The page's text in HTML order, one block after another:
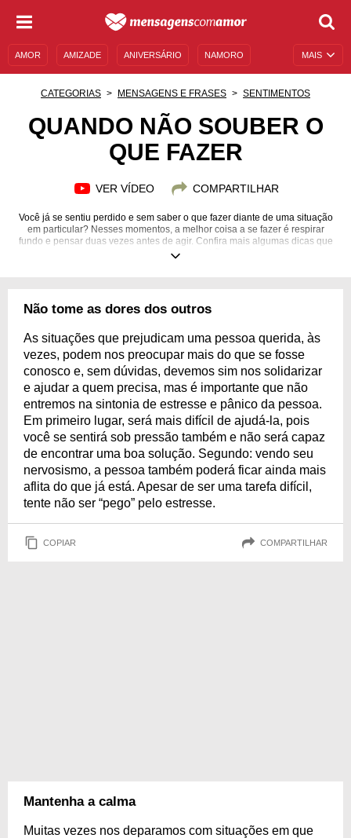
MAIS
AMOR AMIZADE ANIVERSÁRIO NAMORO
AUTOAJUDA
MENSAGENS E FRASES MENSAGENS DE ANIVERSÁRIO
CATEGORIAS MENSAGENS E FRASES SENTIMENTOS
QUANDO NÃO SOUBER O
QUE FAZER
VER VÍDEO COMPARTILHAR
Você já se sentiu perdido e sem saber o que fazer diante de uma situação
em particular? Nesses momentos, a melhor coisa a se fazer é respirar
fundo e pensar duas vezes antes de agir. Confira mais algumas dicas que
separamos e que com certeza irão lhe ajudar!
Não tome as dores dos outros
As situações que prejudicam uma pessoa querida, às
vezes, podem nos preocupar mais do que se fosse
conosco e, sem dúvidas, devemos sim nos solidarizar
e ajudar a quem precisa, mas é importante que não
entremos na sintonia de estresse e pânico da pessoa.
Em primeiro lugar, será mais difícil de ajudá-la, pois
você se sentirá sob pressão também e não será capaz
de encontrar uma boa solução. Segundo: vendo seu
nervosismo, a pessoa também poderá ficar ainda mais
aflita do que já está. Apesar de ser uma tarefa difícil,
tente não ser “pego” pelo estresse.
COPIAR COMPARTILHAR
Mantenha a calma
Muitas vezes nos deparamos com situações em que